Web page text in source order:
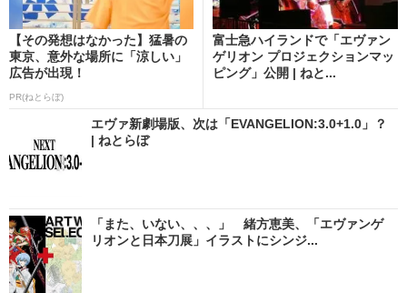
【その発想はなかった】猛暑の
東京、意外な場所に「涼しい」
広告が出現！
PR(ねとらぼ)
富士急ハイランドで「エヴァン
ゲリオン プロジェクションマッ
ピング」公開 | ねと...
エヴァ新劇場版、次は「EVANGELION:3.0+1.0」？
| ねとらぼ
「また、いない、、、」 緒方恵美、「エヴァンゲ
リオンと日本刀展」イラストにシンジ...